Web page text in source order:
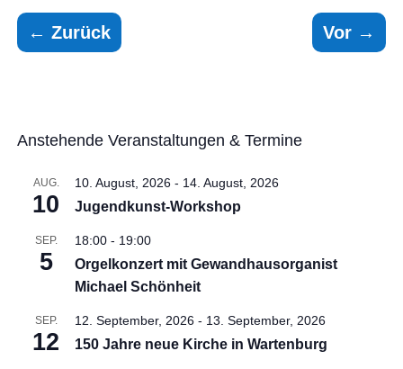
←Zurück Vor→
Anstehende Veranstaltungen & Termine
AUG.
10
10. August, 2026 - 14. August, 2026
Jugendkunst-Workshop
SEP.
5
18:00 - 19:00
Orgelkonzert mit Gewandhausorganist
Michael Schönheit
SEP.
12
12. September, 2026 - 13. September, 2026
150 Jahre neue Kirche in Wartenburg